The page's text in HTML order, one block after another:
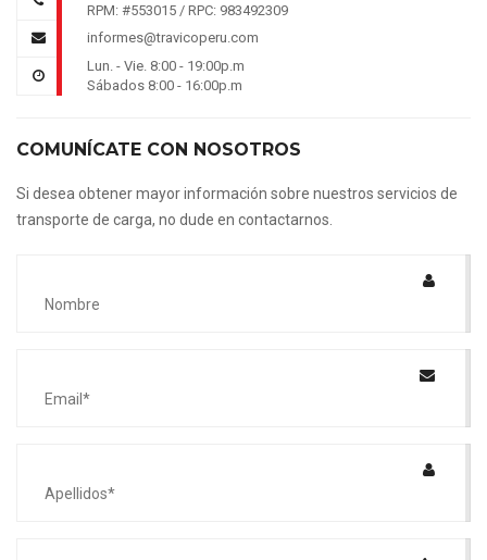
RPM: #553015 / RPC: 983492309
informes@travicoperu.com
Lun. - Vie. 8:00 - 19:00p.m
Sábados 8:00 - 16:00p.m
COMUNÍCATE CON NOSOTROS
Si desea obtener mayor información sobre nuestros servicios de
transporte de carga, no dude en contactarnos.